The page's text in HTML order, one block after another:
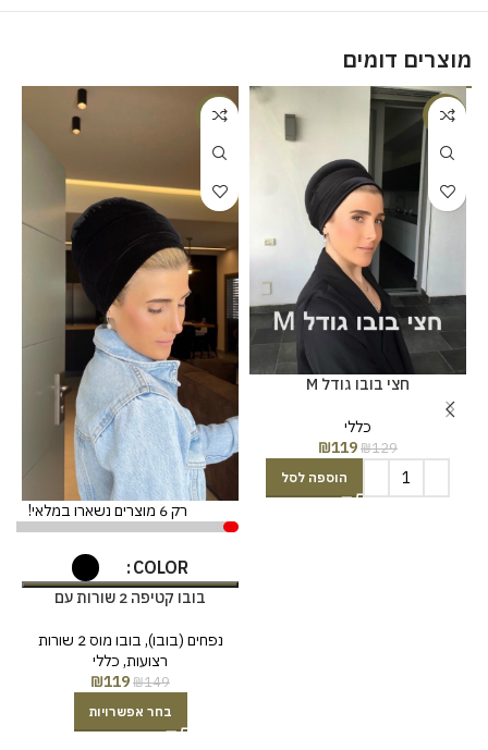
מוצרים דומים
-8%
חצי בובו גודל M
כללי
₪129
₪119
הוספה לסל
-20%
רק 6 מוצרים נשארו במלאי!
COLOR
בובו קטיפה 2 שורות עם
נפחים (בובו),
בובו מוס 2 שורות
רצועות, כללי
₪149
₪119
בחר אפשרויות